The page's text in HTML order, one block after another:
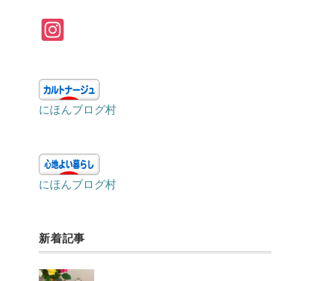
a
gr
a
にほんブログ村
にほんブログ村
新着記事